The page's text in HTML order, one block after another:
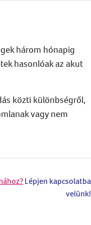
három hónapig
hasonlóak az akut
közti különbségről,
vagy nem
Lépjen kapcsolatba
velünk!